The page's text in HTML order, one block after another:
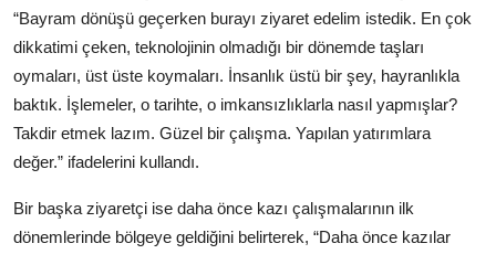
“Bayram dönüşü geçerken burayı ziyaret edelim istedik. En çok
dikkatimi çeken, teknolojinin olmadığı bir dönemde taşları
oymaları, üst üste koymaları. İnsanlık üstü bir şey, hayranlıkla
baktık. İşlemeler, o tarihte, o imkansızlıklarla nasıl yapmışlar?
Takdir etmek lazım. Güzel bir çalışma. Yapılan yatırımlara
değer.” ifadelerini kullandı.
Bir başka ziyaretçi ise daha önce kazı çalışmalarının ilk
dönemlerinde bölgeye geldiğini belirterek, “Daha önce kazılar